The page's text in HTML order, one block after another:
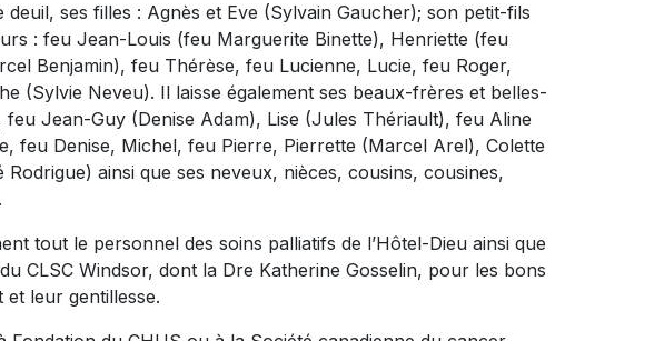
ses filles : Agnès et Eve (Sylvain Gaucher); son petit-fils
: feu Jean-Louis (feu Marguerite Binette), Henriette (feu
Benjamin), feu Thérèse, feu Lucienne, Lucie, feu Roger,
(Sylvie Neveu). Il laisse également ses beaux-frères et belles-
Jean-Guy (Denise Adam), Lise (Jules Thériault), feu Aline
feu Denise, Michel, feu Pierre, Pierrette (Marcel Arel), Colette
ainsi que ses neveux, nièces, cousins, cousines,
tout le personnel des soins palliatifs de l’Hôtel-Dieu ainsi que
CLSC Windsor, dont la Dre Katherine Gosselin, pour les bons
leur gentillesse.